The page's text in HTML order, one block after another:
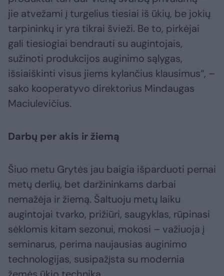
jie atvežami į turgelius tiesiai iš ūkių, be jokių
tarpininkų ir yra tikrai švieži. Be to, pirkėjai
gali tiesiogiai bendrauti su augintojais,
sužinoti produkcijos auginimo sąlygas,
išsiaiškinti visus jiems kylančius klausimus“, –
sako kooperatyvo direktorius Mindaugas
Maciulevičius.
Darbų per akis ir žiemą
Šiuo metu Grytės jau baigia išparduoti pernai
metų derlių, bet daržininkams darbai
nemažėja ir žiemą. Šaltuoju metų laiku
augintojai tvarko, prižiūri, saugyklas, rūpinasi
sėklomis kitam sezonui, mokosi – važiuoja į
seminarus, perima naujausias auginimo
technologijas, susipažįsta su modernia